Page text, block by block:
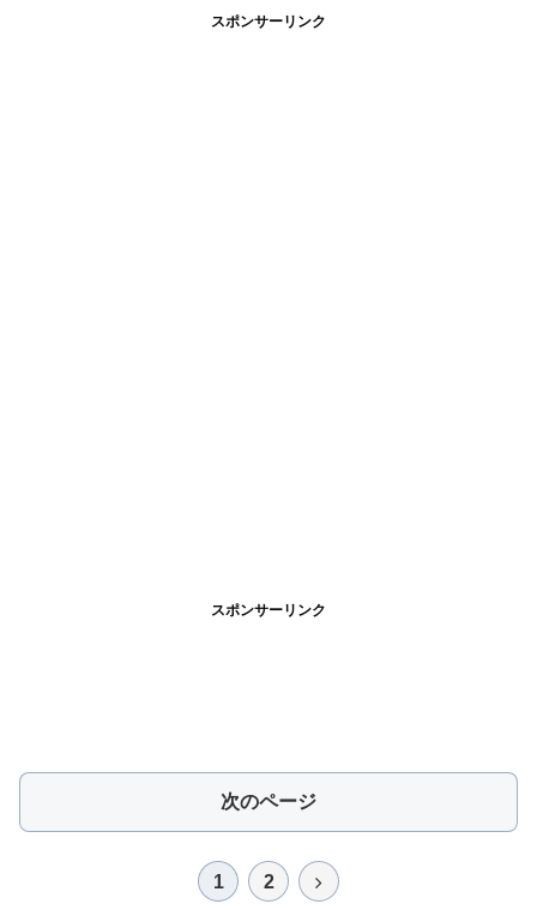
スポンサーリンク
スポンサーリンク
次のページ
1 2